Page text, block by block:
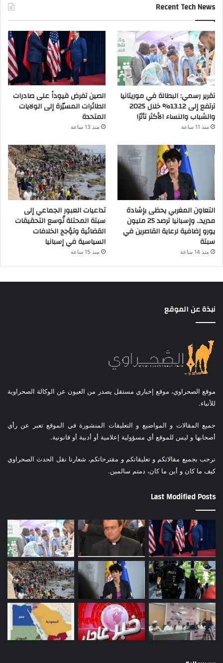
Recent Tech News
تقرير رسمي: البطالة في موريتانيا
ترتفع إلى 13.12% خلال 2025
والشباب والنساء الأكثر تأثرًا
منذ 11 ساعة
الصين تفرض قيوداً على صادرات
الطائرات المسيّرة إلى الولايات
المتحدة
منذ 13 ساعة
التعاون المغربي يحظى بإشادة
مدريد.. وإسبانيا ترصد 25 مليون
يورو إضافية لرعاية القاصرين في
سبتة
منذ 14 ساعة
تداعيات العبور الجماعي إلى
سبتة المحتلة تُوسع التحقيقات
القضائية وتؤجج الخلافات
السياسية في إسبانيا
منذ 15 ساعة
نبذة عن الموقع
موقع الصحراوي، موقع إخباري مستقل يصدر من العيون عن الوكالة الصحراوية
للأنباء.
جميع المقالات و المواضيع و التعليقات المنشورة في الموقع تعبر عن رأي
أصحابها و ليس للموقع أي مسؤولية إعلامية أو أدبية أو قانونية.
نرحب بجميع مقالاتكم و تعليقاتكم و مقترحاتكم، شعارنا نقل الحدث الصحراوي
كيف ما كان و أين ما كان، دمتم سالمين.
Last Modified Posts